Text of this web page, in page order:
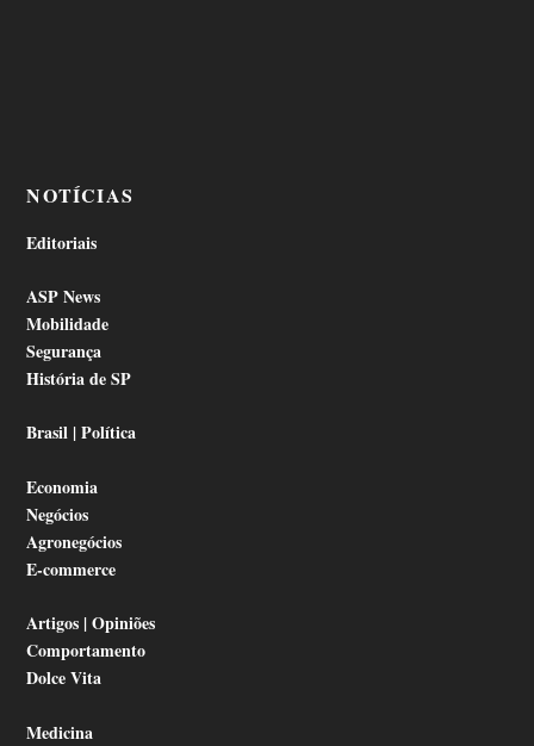
NOTÍCIAS
Editoriais
ASP News
Mobilidade
Segurança
História de SP
Brasil | Política
Economia
Negócios
Agronegócios
E-commerce
Artigos | Opiniões
Comportamento
Dolce Vita
Medicina